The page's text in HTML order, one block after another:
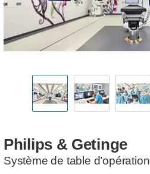
Philips & Getinge
Système de table d’opération